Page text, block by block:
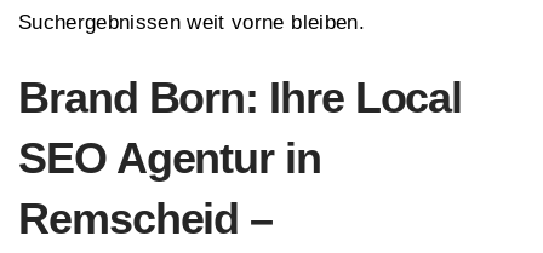
Suchergebnissen weit vorne bleiben.
Brand Born: Ihre Local
SEO Agentur in
Remscheid –